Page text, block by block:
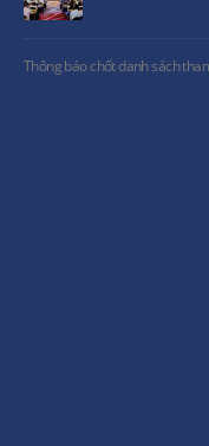
cổ đông thường niên năm 2026